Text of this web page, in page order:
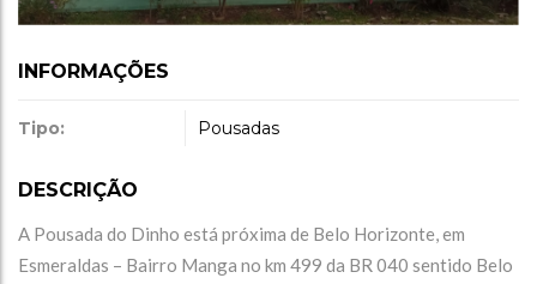
INFORMAÇÕES
Tipo: Pousadas
DESCRIÇÃO
A Pousada do Dinho está próxima de Belo Horizonte, em
Esmeraldas – Bairro Manga no km 499 da BR 040 sentido Belo